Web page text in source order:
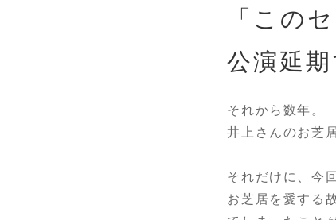
「この
公演延
それから数年。
井上さんのお芝
それだけに、今
お芝居を愛する